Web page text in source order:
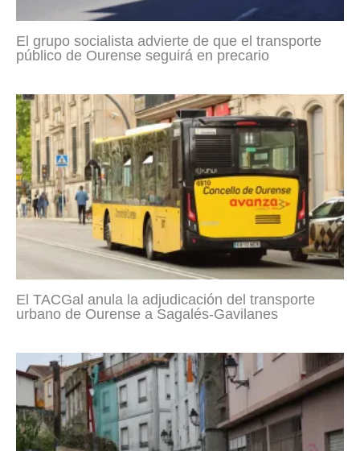
El grupo socialista advierte de que el transporte
público de Ourense seguirá en precario
El TACGal anula la adjudicación del transporte
urbano de Ourense a Sagalés-Gavilanes